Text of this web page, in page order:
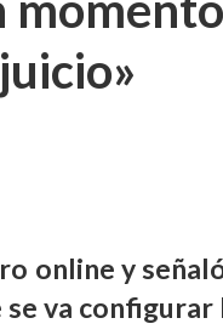
online y
va configurar